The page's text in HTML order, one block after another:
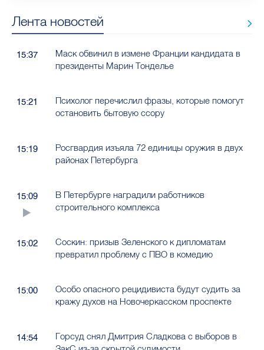
президенты Марин Тонделье
остановить бытовую ссору
районах Петербурга
строительного комплекса
превратил проблему с ПВО в комедию
кражу духов на Новочеркасском проспекте
ЗакС из-за скрытой судимости